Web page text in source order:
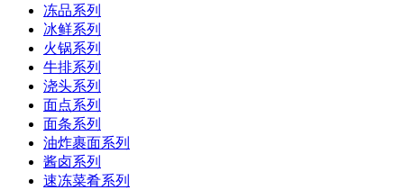
冻品系列
冰鲜系列
火锅系列
牛排系列
浇头系列
面点系列
面条系列
油炸裹面系列
酱卤系列
速冻菜肴系列